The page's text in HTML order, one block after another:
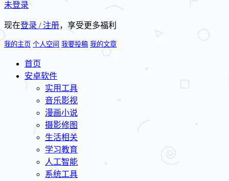
未登录
现在登录 / 注册，享受更多福利
我的主页 个人空间 我要投稿 我的文章
首页
安卓软件
实用工具
音乐影视
漫画小说
摄影修图
生活相关
学习教育
人工智能
系统工具